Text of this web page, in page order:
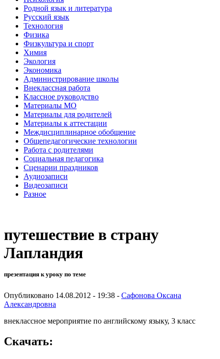
Родной язык и литература
Русский язык
Технология
Физика
Физкультура и спорт
Химия
Экология
Экономика
Администрирование школы
Внеклассная работа
Классное руководство
Материалы МО
Материалы для родителей
Материалы к аттестации
Междисциплинарное обобщение
Общепедагогические технологии
Работа с родителями
Социальная педагогика
Сценарии праздников
Аудиозаписи
Видеозаписи
Разное
путешествие в страну
Лапландия
презентация к уроку по теме
Опубликовано 14.08.2012 - 19:38 - Сафонова Оксана
Александровна
внеклассное мероприятие по английскому языку, 3 класс
Скачать: